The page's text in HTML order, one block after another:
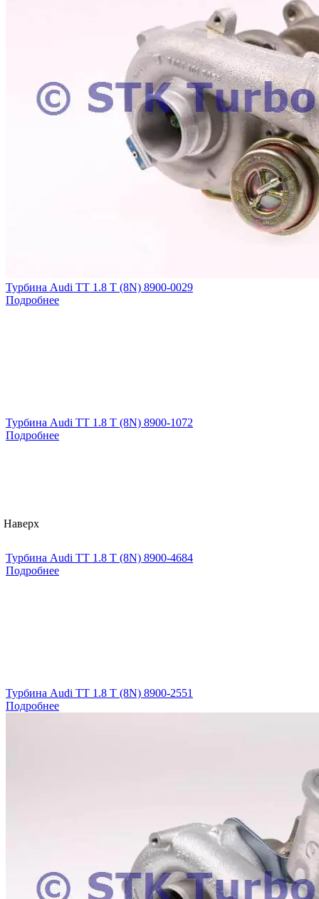
Турбина Audi TT 1.8 T (8N) 8900-0029
Подробнее
Турбина Audi TT 1.8 T (8N) 8900-1072
Подробнее
Турбина Audi TT 1.8 T (8N) 8900-4684
Подробнее
Турбина Audi TT 1.8 T (8N) 8900-2551
Подробнее
Наверх